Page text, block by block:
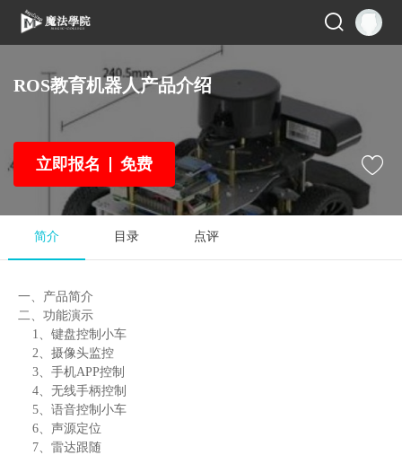
ROS教育机器人产品介绍
立即报名 免费
简介 目录 点评
一、产品简介
二、功能演示
1、键盘控制小车
2、摄像头监控
3、手机APP控制
4、无线手柄控制
5、语音控制小车
6、声源定位
7、雷达跟随